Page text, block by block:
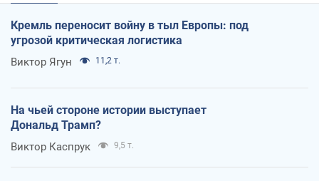
Кремль переносит войну в тыл Европы: под
угрозой критическая логистика
Виктор Ягун 11,2 т.
На чьей стороне истории выступает
Дональд Трамп?
Виктор Каспрук 9,5 т.